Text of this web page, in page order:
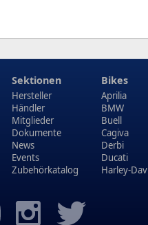
Sektionen
Hersteller
Händler
Mitglieder
Dokumente
News
Events
Zubehörkatalog
Bikes
Aprilia
BMW
Buell
Cagiva
Derbi
Ducati
Harley-